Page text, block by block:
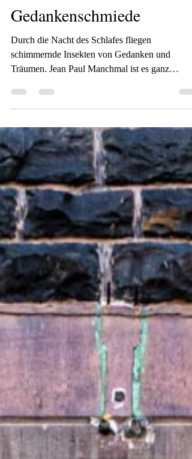
Christine Nöh
20. Sept. 2025
1 Min. Lesezeit
Durch die Nacht des Schlafes fliegen
Träumen. Jean Paul Manchmal ist es ganz
hilfreich, wenn ich...